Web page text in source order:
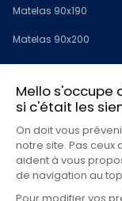
Mello s'occupe
si c'était les
On doit vous
notre site. Pas ceux
aident à vous
de navigation au
Pour modifier vos
Matelas 90x190
Matelas 90x200
Matelas 120x190
Matelas 140x190
Matelas 140x200
Matelas 160x200
Matelas 180x200